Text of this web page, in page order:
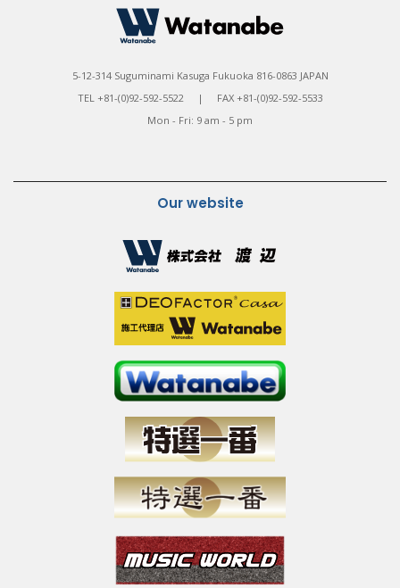
5-12-314 Suguminami Kasuga Fukuoka 816-0863 JAPAN
TEL +81-(0)92-592-5522 | FAX +81-(0)92-592-5533
Mon - Fri: 9 am - 5 pm
Our website